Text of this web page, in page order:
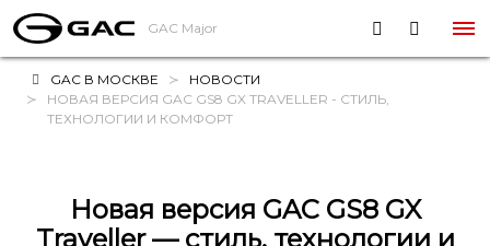
GAC Major
GAC В МОСКВЕ
НОВОСТИ
НОВАЯ ВЕРСИЯ GAC GS8 GX TRAVELLER - СТИЛЬ,
ТЕХНОЛОГИИ И КОМФОРТ
Новая версия GAC GS8 GX
Traveller — стиль, технологии и